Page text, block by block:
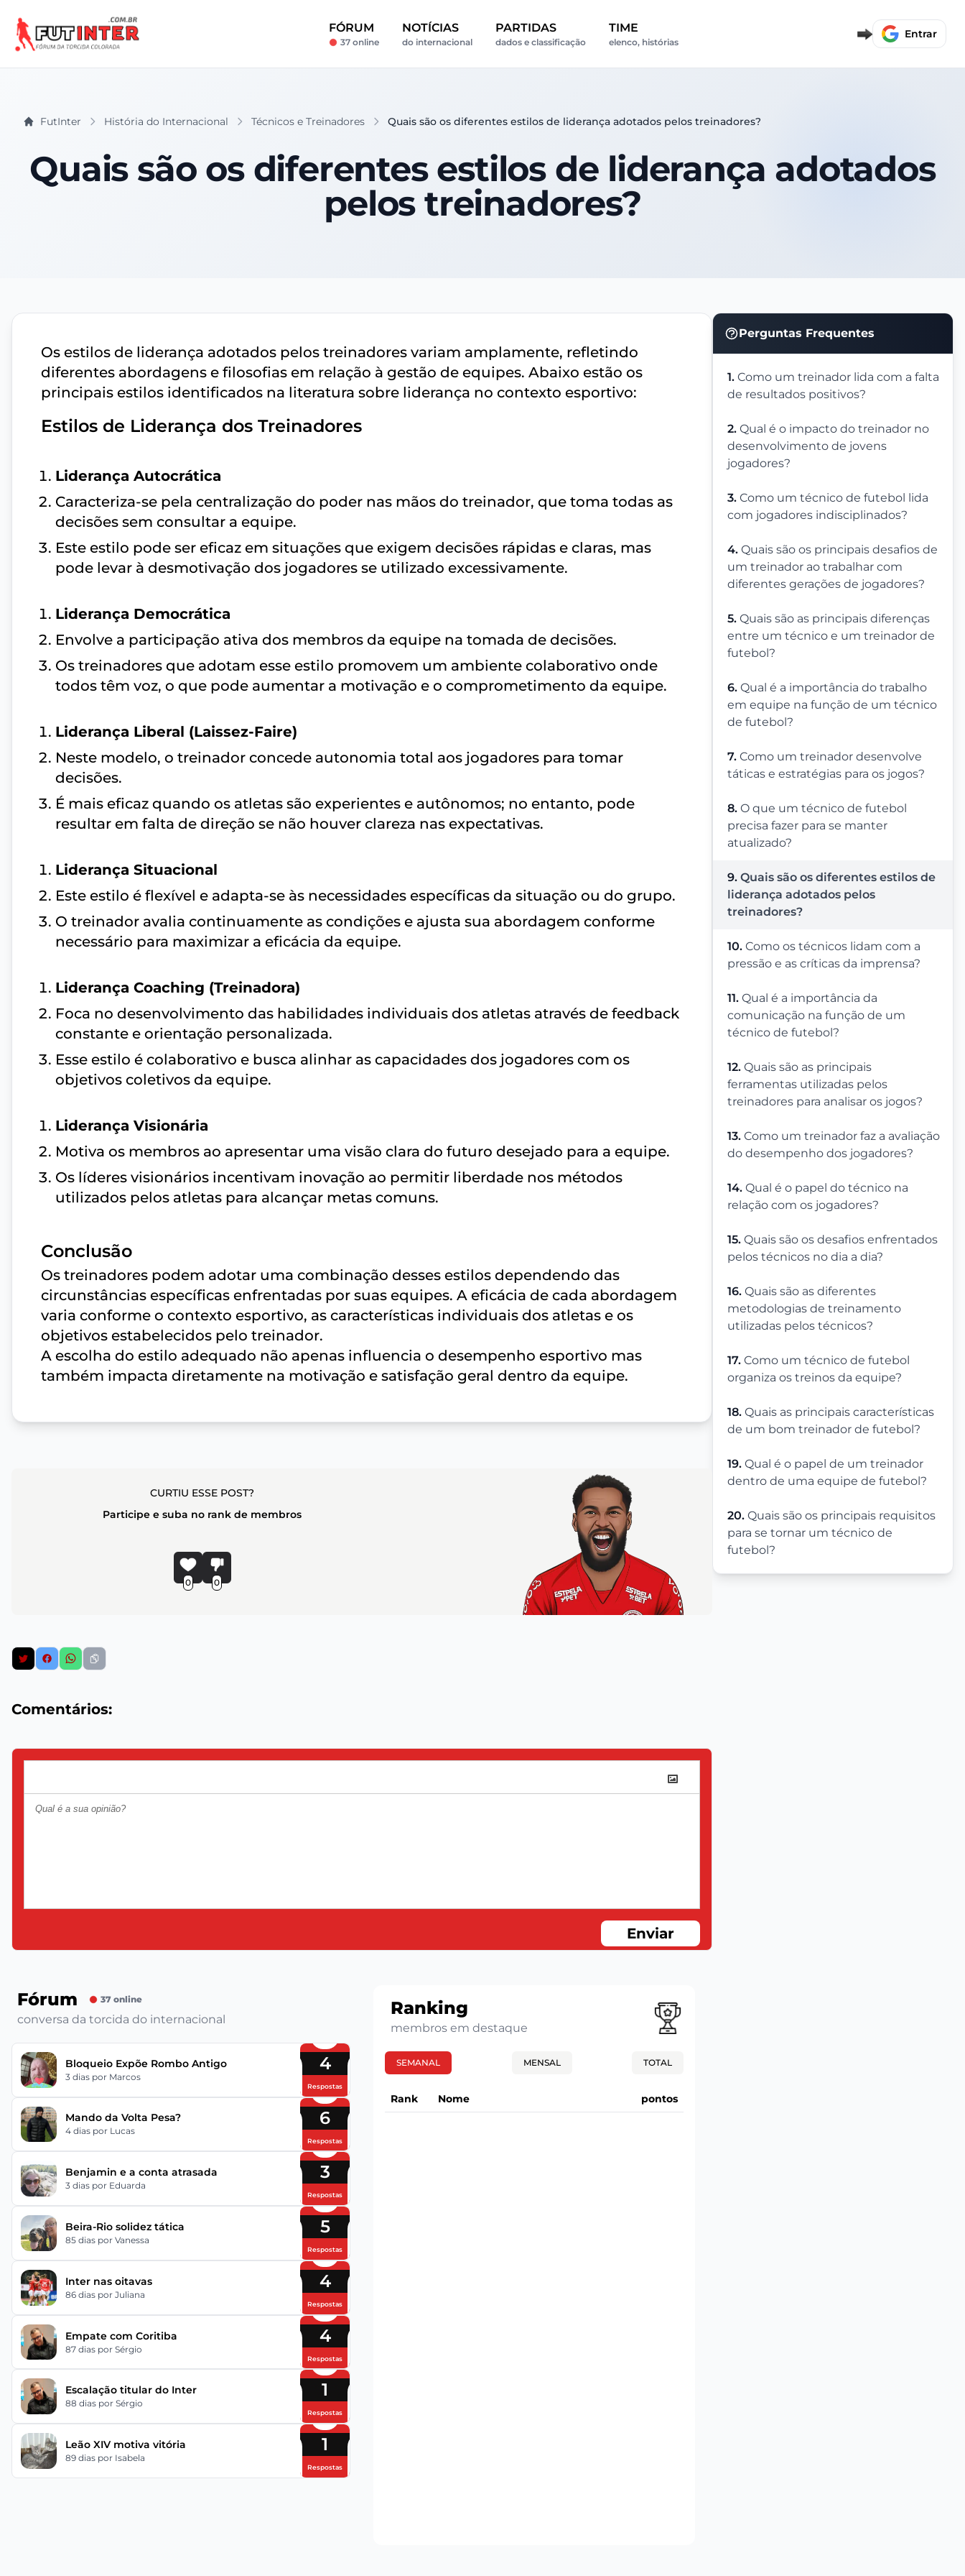
FÓRUM
37 online
NOTÍCIAS
do internacional
PARTIDAS
dados e classificação
TIME
elenco, histórias
Entrar
FutInter História do Internacional Técnicos e Treinadores Quais são os diferentes estilos de liderança adotados pelos treinadores?
Quais são os diferentes estilos de liderança adotados
pelos treinadores?
Perguntas Frequentes
1. Como um treinador lida com a falta
de resultados positivos?
2. Qual é o impacto do treinador no
desenvolvimento de jovens
jogadores?
3. Como um técnico de futebol lida
com jogadores indisciplinados?
4. Quais são os principais desafios de
um treinador ao trabalhar com
diferentes gerações de jogadores?
5. Quais são as principais diferenças
entre um técnico e um treinador de
futebol?
6. Qual é a importância do trabalho
em equipe na função de um técnico
de futebol?
7. Como um treinador desenvolve
táticas e estratégias para os jogos?
8. O que um técnico de futebol
precisa fazer para se manter
atualizado?
9. Quais são os diferentes estilos de
liderança adotados pelos
treinadores?
10. Como os técnicos lidam com a
pressão e as críticas da imprensa?
11. Qual é a importância da
comunicação na função de um
técnico de futebol?
12. Quais são as principais
ferramentas utilizadas pelos
treinadores para analisar os jogos?
13. Como um treinador faz a avaliação
do desempenho dos jogadores?
14. Qual é o papel do técnico na
relação com os jogadores?
15. Quais são os desafios enfrentados
pelos técnicos no dia a dia?
16. Quais são as diferentes
metodologias de treinamento
utilizadas pelos técnicos?
17. Como um técnico de futebol
organiza os treinos da equipe?
18. Quais as principais características
de um bom treinador de futebol?
19. Qual é o papel de um treinador
dentro de uma equipe de futebol?
20. Quais são os principais requisitos
para se tornar um técnico de
futebol?
Os estilos de liderança adotados pelos treinadores variam amplamente, refletindo
diferentes abordagens e filosofias em relação à gestão de equipes. Abaixo estão os
principais estilos identificados na literatura sobre liderança no contexto esportivo:
Estilos de Liderança dos Treinadores
Liderança Autocrática
Caracteriza-se pela centralização do poder nas mãos do treinador, que toma todas as
decisões sem consultar a equipe.
Este estilo pode ser eficaz em situações que exigem decisões rápidas e claras, mas
pode levar à desmotivação dos jogadores se utilizado excessivamente.
Liderança Democrática
Envolve a participação ativa dos membros da equipe na tomada de decisões.
Os treinadores que adotam esse estilo promovem um ambiente colaborativo onde
todos têm voz, o que pode aumentar a motivação e o comprometimento da equipe.
Liderança Liberal (Laissez-Faire)
Neste modelo, o treinador concede autonomia total aos jogadores para tomar
decisões.
É mais eficaz quando os atletas são experientes e autônomos; no entanto, pode
resultar em falta de direção se não houver clareza nas expectativas.
Liderança Situacional
Este estilo é flexível e adapta-se às necessidades específicas da situação ou do grupo.
O treinador avalia continuamente as condições e ajusta sua abordagem conforme
necessário para maximizar a eficácia da equipe.
Liderança Coaching (Treinadora)
Foca no desenvolvimento das habilidades individuais dos atletas através de feedback
constante e orientação personalizada.
Esse estilo é colaborativo e busca alinhar as capacidades dos jogadores com os
objetivos coletivos da equipe.
Liderança Visionária
Motiva os membros ao apresentar uma visão clara do futuro desejado para a equipe.
Os líderes visionários incentivam inovação ao permitir liberdade nos métodos
utilizados pelos atletas para alcançar metas comuns.
Conclusão
Os treinadores podem adotar uma combinação desses estilos dependendo das
circunstâncias específicas enfrentadas por suas equipes. A eficácia de cada abordagem
varia conforme o contexto esportivo, as características individuais dos atletas e os
objetivos estabelecidos pelo treinador.
A escolha do estilo adequado não apenas influencia o desempenho esportivo mas
também impacta diretamente na motivação e satisfação geral dentro da equipe.
CURTIU ESSE POST?
Participe e suba no rank de membros
0 0
Comentários:
Enviar
Fórum 37 online
conversa da torcida do internacional
Bloqueio Expõe Rombo Antigo
3 dias por Marcos
4
Respostas
Mando da Volta Pesa?
4 dias por Lucas
6
Respostas
Benjamin e a conta atrasada
3 dias por Eduarda
3
Respostas
Beira-Rio solidez tática
85 dias por Vanessa
5
Respostas
Inter nas oitavas
86 dias por Juliana
4
Respostas
Empate com Coritiba
87 dias por Sérgio
4
Respostas
Escalação titular do Inter
88 dias por Sérgio
1
Respostas
Leão XIV motiva vitória
89 dias por Isabela
1
Respostas
Ranking
membros em destaque
SEMANAL MENSAL TOTAL
Rank Nome pontos